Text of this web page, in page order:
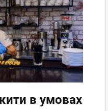
в умовах